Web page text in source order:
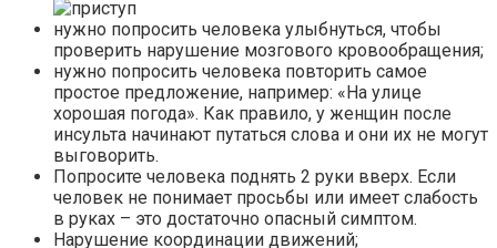
нужно попросить человека улыбнуться, чтобы
проверить нарушение мозгового кровообращения;
нужно попросить человека повторить самое
простое предложение, например: «На улице
хорошая погода». Как правило, у женщин после
инсульта начинают путаться слова и они их не могут
выговорить.
Попросите человека поднять 2 руки вверх. Если
человек не понимает просьбы или имеет слабость
в руках – это достаточно опасный симптом.
Нарушение координации движений;